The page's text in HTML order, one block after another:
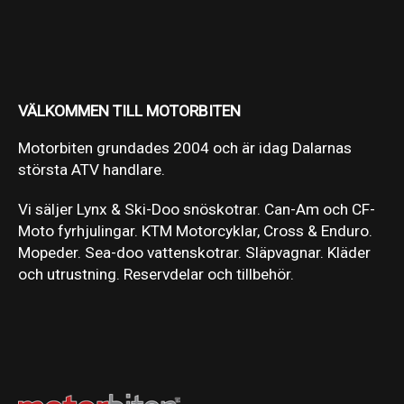
VÄLKOMMEN TILL MOTORBITEN
Motorbiten grundades 2004 och är idag Dalarnas
största ATV handlare.
Vi säljer Lynx & Ski-Doo snöskotrar. Can-Am och CF-
Moto fyrhjulingar. KTM Motorcyklar, Cross & Enduro.
Mopeder. Sea-doo vattenskotrar. Släpvagnar. Kläder
och utrustning. Reservdelar och tillbehör.